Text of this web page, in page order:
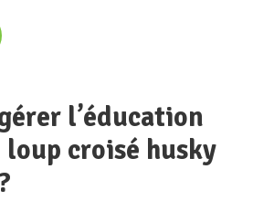
l’éducation
loup croisé husky